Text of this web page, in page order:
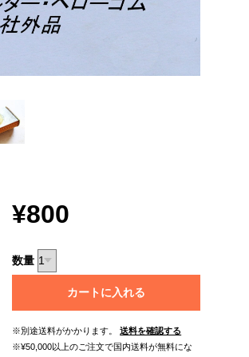
¥800
数量
カートに入れる
※別途送料がかかります。
送料を確認する
※¥50,000以上のご注文で国内送料が無料にな